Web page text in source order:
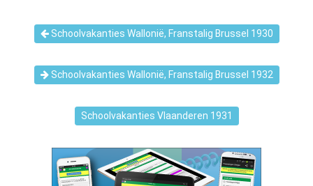
Schoolvakanties Wallonië, Franstalig Brussel 1930
Schoolvakanties Wallonië, Franstalig Brussel 1932
Schoolvakanties Vlaanderen 1931